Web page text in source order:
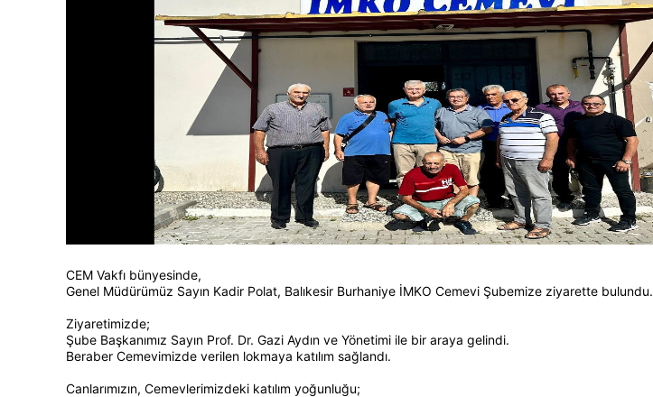
CEM Vakfı bünyesinde,
Genel Müdürümüz Sayın Kadir Polat, Balıkesir Burhaniye İMKO Cemevi Şubemize ziyarette bulundu.
Ziyaretimizde;
Şube Başkanımız Sayın Prof. Dr. Gazi Aydın ve Yönetimi ile bir araya gelindi.
Beraber Cemevimizde verilen lokmaya katılım sağlandı.
Canlarımızın, Cemevlerimizdeki katılım yoğunluğu;